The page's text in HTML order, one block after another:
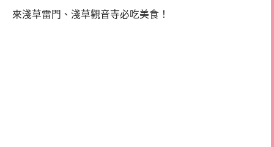
來淺草雷門、淺草觀音寺必吃美食！